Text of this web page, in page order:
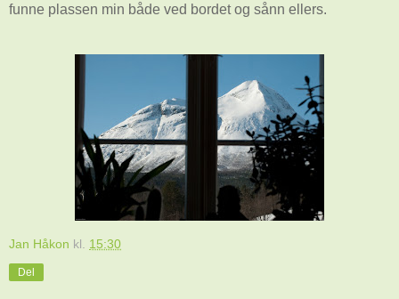
funne plassen min både ved bordet og sånn ellers.
Jan Håkon kl. 15:30
Del